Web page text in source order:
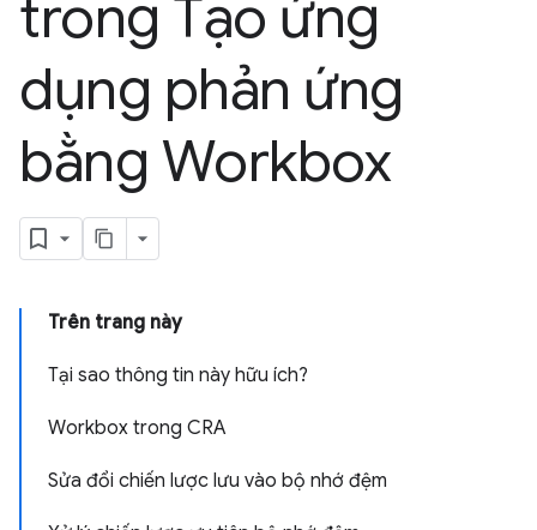
trong Tạo ứng
dụng phản ứng
bằng Workbox
Trên trang này
Tại sao thông tin này hữu ích?
Workbox trong CRA
Sửa đổi chiến lược lưu vào bộ nhớ đệm